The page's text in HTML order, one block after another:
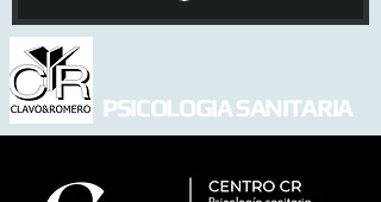
PSICOLOGIA SANITARIA